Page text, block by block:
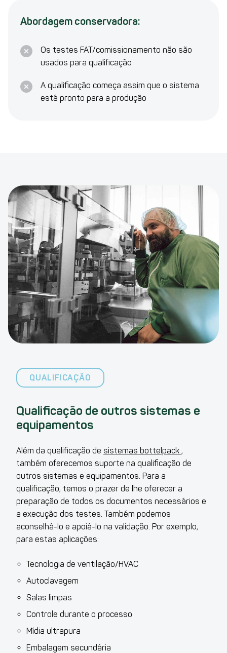
Abordagem conservadora:
Os testes FAT/comissionamento não são
usados para qualificação
A qualificação começa assim que o sistema
está pronto para a produção
QUALIFICAÇÃO
Qualificação de outros sistemas e
equipamentos
Além da qualificação de sistemas bottelpack ,
também oferecemos suporte na qualificação de
outros sistemas e equipamentos. Para a
qualificação, temos o prazer de lhe oferecer a
preparação de todos os documentos necessários e
a execução dos testes. Também podemos
aconselhá-lo e apoiá-lo na validação. Por exemplo,
para estas aplicações:
Tecnologia de ventilação/HVAC
Autoclavagem
Salas limpas
Controle durante o processo
Mídia ultrapura
Embalagem secundária